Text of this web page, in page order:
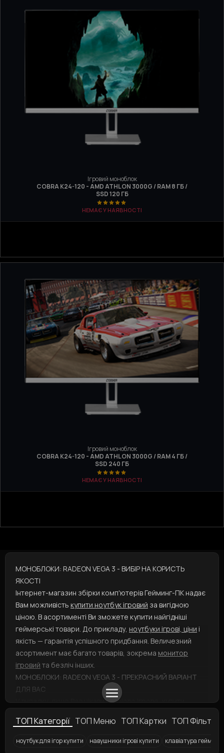
Ігровий моноблок
COBRA K24-120 - AMD ATHLON 3000G / RAM 8 ГБ /
SSD 120 ГБ
НЕМАЄ У НАЯВНОСТІ
Ігровий моноблок
COBRA K24-120 - AMD ATHLON 3000G / RAM 4 ГБ /
SSD 240 ГБ
НЕМАЄ У НАЯВНОСТІ
МОНОБЛОКИ: RADEON VEGA 3 - ВИБІР НА КОРИСТЬ
ЯКОСТІ
Інтернет-магазин збірки комп'ютерів Гейминг-ПК надає
Вам можливість купити ноутбук ігровий за вигідною
ціною. В асортименті Ви зможете купити найгідніші
геймерські товари. До прикладу, ноутбуки ігрові, ціни і
якість — гарантія успішного придбання. Величезний
асортимент має багато товарів, зокрема монитор
ігровий та безліч інших.
МОНОБЛОКИ: RADEON VEGA 3 - ПРЕКРАСНИЙ ВАРІАНТ
ДЛЯ ВАС
У випадку, якщо Вас цікавитькрісло ігрове, купити
доставки. Анайкращі ігрові навушникипредставлені у
різнотипних варіаціях: скоріше робіть вибір! Думаєте
ТОП Категорії ТОП Меню ТОП Картки ТОП Фільтри
ноутбук для ігор купити навушники ігрові купити
клавіатура